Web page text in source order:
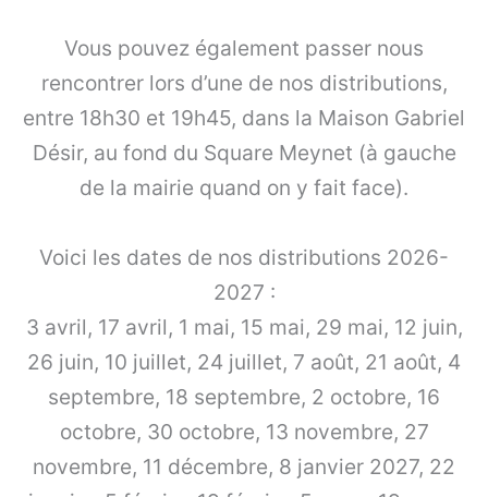
Vous pouvez également passer nous
rencontrer lors d’une de nos distributions,
entre 18h30 et 19h45, dans la Maison Gabriel
Désir, au fond du Square Meynet (à gauche
de la mairie quand on y fait face).
Voici les dates de nos distributions 2026-
2027 :
3 avril, 17 avril, 1 mai, 15 mai, 29 mai, 12 juin,
26 juin, 10 juillet, 24 juillet, 7 août, 21 août, 4
septembre, 18 septembre, 2 octobre, 16
octobre, 30 octobre, 13 novembre, 27
novembre, 11 décembre, 8 janvier 2027, 22